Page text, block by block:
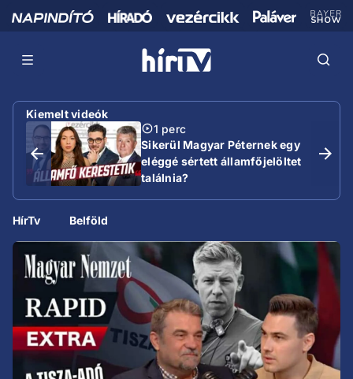
Kiemelt videók
1 perc
Sikerül Magyar Péternek egy
eléggé sértett államfőjelöltet
találnia?
HírTv Belföld